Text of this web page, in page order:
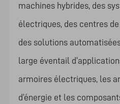
machines hybrides, des
électriques, des centres
des solutions
large éventail
armoires électriques, les
d’énergie et les